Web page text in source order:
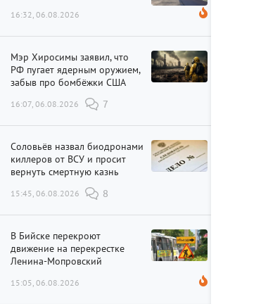
16:32, 06.08.2026
Мэр Хиросимы заявил, что
РФ пугает ядерным оружием,
забыв про бомбёжки США
16:07, 06.08.2026 7
Соловьёв назвал биодронами
киллеров от ВСУ и просит
вернуть смертную казнь
15:45, 06.08.2026 8
В Бийске перекроют
движение на перекрестке
Ленина-Мопровский
15:05, 06.08.2026